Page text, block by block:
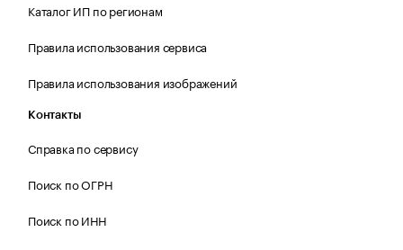
Каталог ИП по регионам
Правила использования сервиса
Правила использования изображений
Контакты
Справка по сервису
Поиск по ОГРН
Поиск по ИНН